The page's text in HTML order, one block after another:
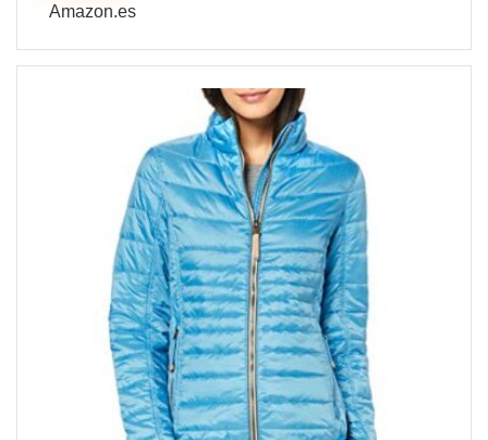
Amazon.es